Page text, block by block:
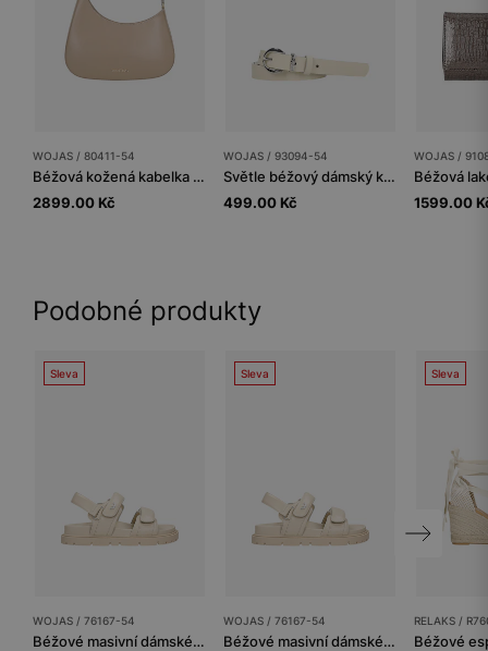
WOJAS / 80411-54
Béžová kožená kabelka typu baguette s asymetrickým tvarem
2899.00 Kč
WOJAS / 93094-54
Světle béžový dámský kožený pásek se stříbrnou sponou
499.00 Kč
WOJAS /
1599.00
Podobné produkty
Sleva
WOJAS / 76167-54
Béžové masivní dámské sandály z lícové kůže
Sleva
WOJAS / 76167-54
Béžové masivní dámské sandály z lícové kůže
Sleva
RELAKS /